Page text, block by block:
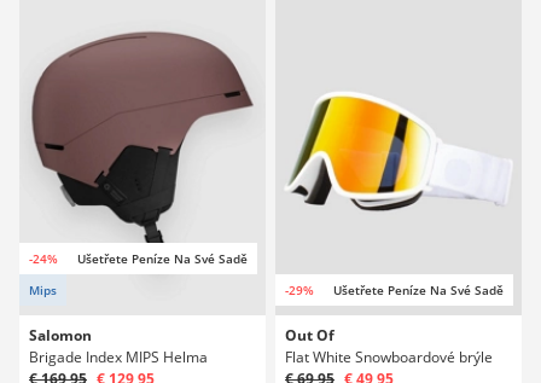
-24%
Ušetřete Peníze Na Své Sadě
Mips
Salomon
Brigade Index MIPS Helma
€ 169,95 € 129,95
-29% Ušetřete Peníze Na Své Sadě
Out Of
Flat White Snowboardové brýle
€ 69,95 € 49,95